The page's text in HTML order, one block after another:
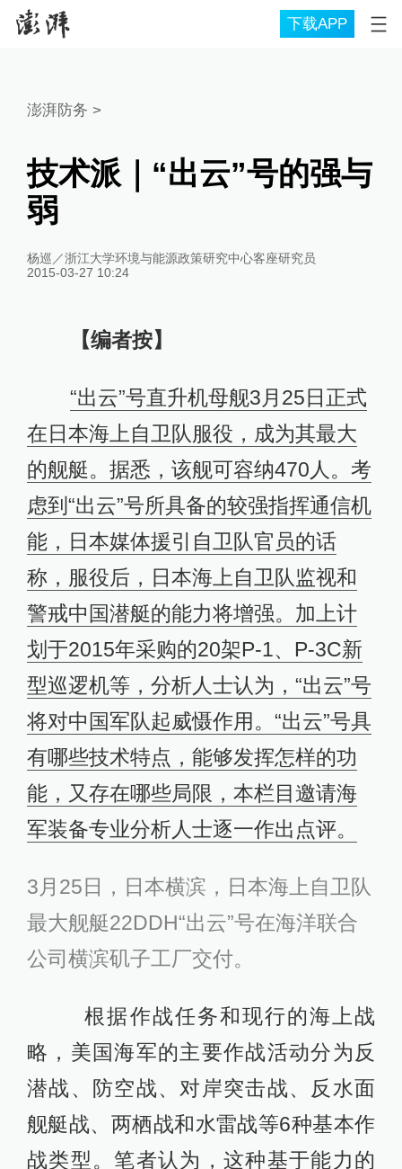
下载APP
澎湃防务 >
技术派｜“出云”号的强与
弱
杨巡／浙江大学环境与能源政策研究中心客座研究员
2015-03-27 10:24
【编者按】
“出云”号直升机母舰3月25日正式
在日本海上自卫队服役，成为其最大
的舰艇。据悉，该舰可容纳470人。考
虑到“出云”号所具备的较强指挥通信机
能，日本媒体援引自卫队官员的话
称，服役后，日本海上自卫队监视和
警戒中国潜艇的能力将增强。加上计
划于2015年采购的20架P-1、P-3C新
型巡逻机等，分析人士认为，“出云”号
将对中国军队起威慑作用。“出云”号具
有哪些技术特点，能够发挥怎样的功
能，又存在哪些局限，本栏目邀请海
军装备专业分析人士逐一作出点评。
3月25日，日本横滨，日本海上自卫队
最大舰艇22DDH“出云”号在海洋联合
公司横滨矶子工厂交付。
根据作战任务和现行的海上战
略，美国海军的主要作战活动分为反
潜战、防空战、对岸突击战、反水面
舰艇战、两栖战和水雷战等6种基本作
战类型。笔者认为，这种基于能力的